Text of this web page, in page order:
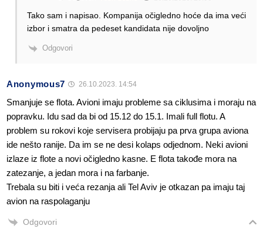
Tako sam i napisao. Kompanija očigledno hoće da ima veći
izbor i smatra da pedeset kandidata nije dovoljno
Odgovori
Anonymous7 26.10.2023. 14:54
Smanjuje se flota. Avioni imaju probleme sa ciklusima i moraju na
popravku. Idu sad da bi od 15.12 do 15.1. Imali full flotu. A
problem su rokovi koje servisera probijaju pa prva grupa aviona
ide nešto ranije. Da im se ne desi kolaps odjednom. Neki avioni
izlaze iz flote a novi očigledno kasne. E flota takođe mora na
zatezanje, a jedan mora i na farbanje.
Trebala su biti i veća rezanja ali Tel Aviv je otkazan pa imaju taj
avion na raspolaganju
Odgovori